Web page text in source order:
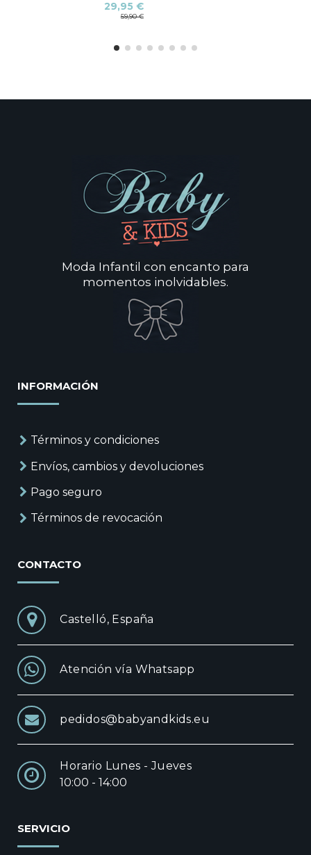
29,95 €
59,90 €
Moda Infantil con encanto para
momentos inolvidables.
INFORMACIÓN
Términos y condiciones
Envíos, cambios y devoluciones
Pago seguro
Términos de revocación
CONTACTO
Castelló, España
Atención vía Whatsapp
pedidos@babyandkids.eu
Horario Lunes - Jueves
10:00 - 14:00
SERVICIO